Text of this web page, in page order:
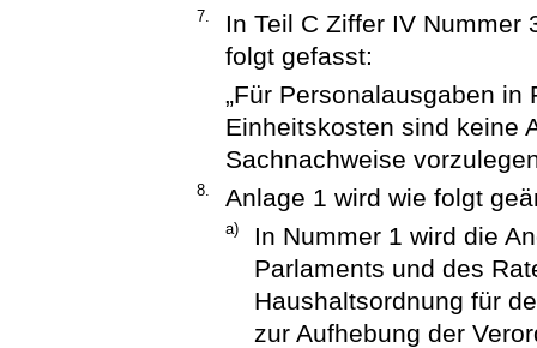
7.
In Teil C Ziffer IV Nummer
folgt gefasst:
„Für Personalausgaben
Einheitskosten sind keine
Sachnachweise
8. Anlage 1 wird wie folgt
a)
In Nummer 1 wird die
Parlaments und des
Haushaltsordnung für
zur Aufhebung der